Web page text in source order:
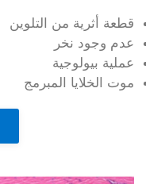
قطعة أثرية من التلوين
عدم وجود نخر
عملية بيولوجية
موت الخلايا المبرمج